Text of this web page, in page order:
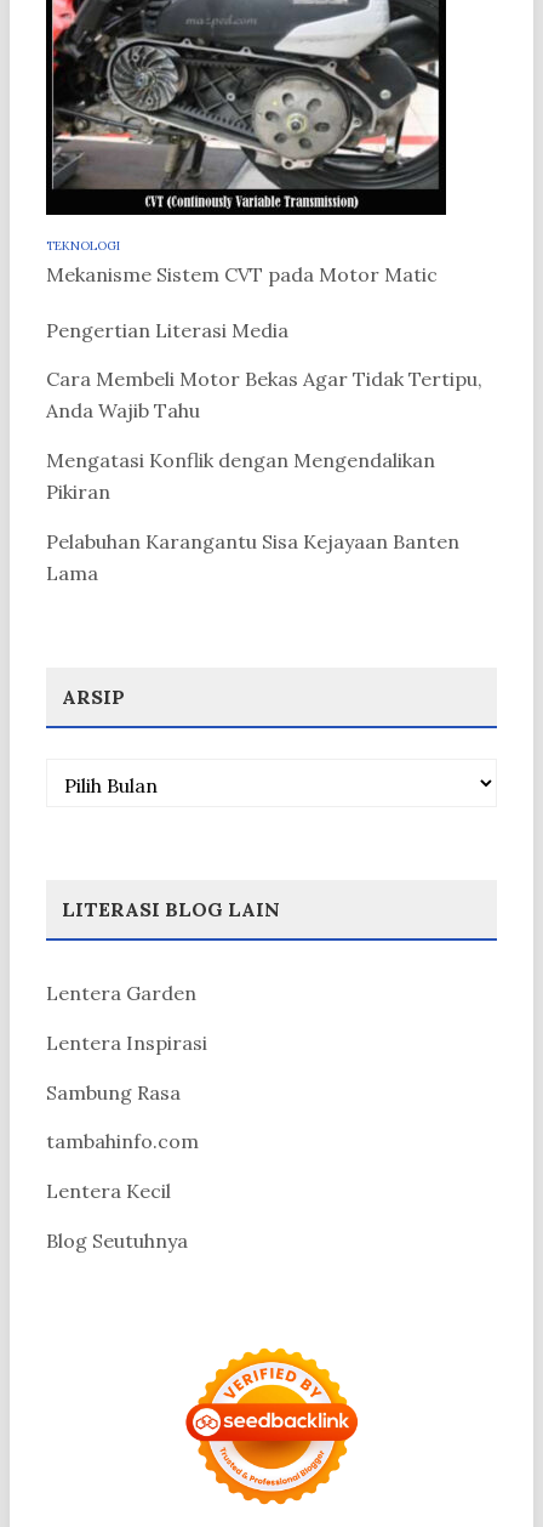
TEKNOLOGI
Mekanisme Sistem CVT pada Motor Matic
Pengertian Literasi Media
Cara Membeli Motor Bekas Agar Tidak Tertipu,
Anda Wajib Tahu
Mengatasi Konflik dengan Mengendalikan
Pikiran
Pelabuhan Karangantu Sisa Kejayaan Banten
Lama
ARSIP
Arsip
LITERASI BLOG LAIN
Lentera Garden
Lentera Inspirasi
Sambung Rasa
tambahinfo.com
Lentera Kecil
Blog Seutuhnya